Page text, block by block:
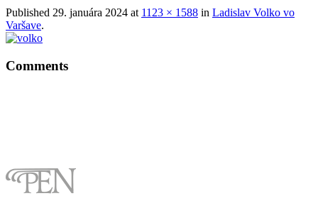
Published 29. januára 2024 at 1123 × 1588 in Ladislav Volko vo
Varšave.
Comments